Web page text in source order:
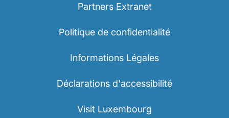
Partners Extranet
Politique de confidentialité
Informations Légales
Déclarations d'accessibilité
Visit Luxembourg